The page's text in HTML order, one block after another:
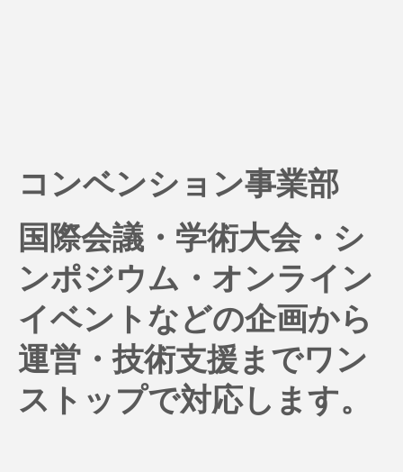
コンベンション事業部
国際会議・学術大会・シ
ンポジウム・オンライン
イベントなどの企画から
運営・技術支援までワン
ストップで対応します。